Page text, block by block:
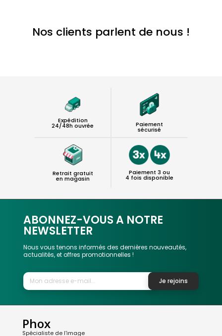
Nos clients parlent de nous !
Expédition
24/48h ouvrée Paiement
sécurisé
Retrait gratuit
en magasin
Paiement 3 ou
4 fois disponible
ABONNEZ-VOUS A NOTRE
NEWSLETTER
Nous vous tenons informés des dernières nouveautés,
actualités, et offres promotionnelles !
Je rejoins
Phox
Spécialiste de l'image